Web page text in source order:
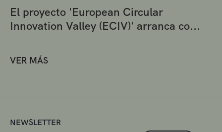
El proyecto 'European Circular
Innovation Valley (ECIV)' arranca co...
VER MÁS
NEWSLETTER